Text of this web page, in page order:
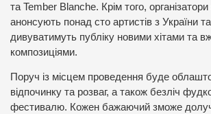
та Tember Blanche. Крім того,
анонсують понад сто артистів з України
дивуватимуть публіку новими хітами та
композиціями.
Поруч із місцем проведення буде
відпочинку та розваг, а також безліч
фестивалю. Кожен бажаючий зможе